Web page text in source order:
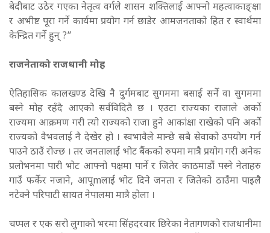
बेदीबाट उठेर गएका नेतृत्व वर्गले शासन शक्तिलाई आफ्नो महत्वाकाङ्क्षा
र अभीष्ट पूरा गर्ने कार्यमा प्रयोग गर्न छाडेर आमजनताको हित र स्वार्थमा
केन्द्रित गर्ने हुन् ?”
राजनेताको राजधानी मोह
ऐतिहासिक कालखण्ड देखि नै दुर्गमबाट सुगममा बसाई सर्ने वा सुगममा
बस्ने मोह रहँदै आएको सर्वविदितै छ । एउटा राज्यका राजाले अर्को
राज्यमा आक्रमण गरी त्यो राज्यको राजा हुने आकांक्षा राखेको पनि अर्को
राज्यको वैभवलाई नै देखेर हो । स्वभावैले मान्छे सबै सेवाको उपयोग गर्न
पाउने ठाउँ रोज्छ । तर जनतालाई भोट बैंकको रुपमा मात्रै प्रयोग गरी अनेक
प्रलोभनमा पारी भोट आफ्नो पक्षमा पार्ने र जितेर काठमाडौं पस्ने नेताहरु
गाउँ फर्केर नजाने, आपूmलाई भोट दिने जनता र जितेको ठाउँमा पाइलै
नटेक्ने परिपाटी सायत नेपालमा मात्रै होला ।
चप्पल र एक सरो लुगाको भरमा सिंहदरवार छिरेका नेतागणको राजधानीमा